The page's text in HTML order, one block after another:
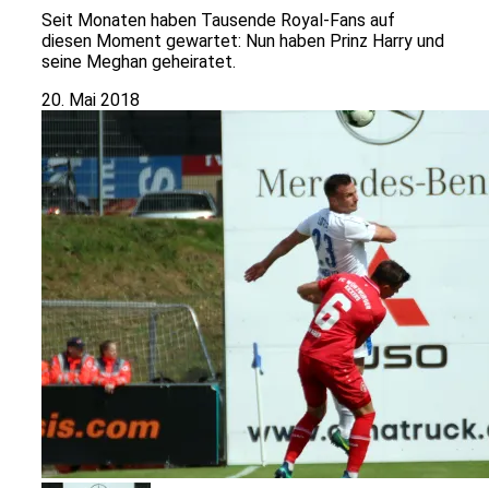
Seit Monaten haben Tausende Royal-Fans auf
diesen Moment gewartet: Nun haben Prinz Harry und
seine Meghan geheiratet.
20. Mai 2018